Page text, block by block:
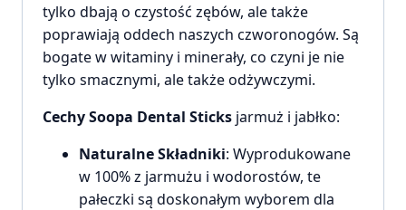
tylko dbają o czystość zębów, ale także
poprawiają oddech naszych czworonogów. Są
bogate w witaminy i minerały, co czyni je nie
tylko smacznymi, ale także odżywczymi.
Cechy Soopa Dental Sticks jarmuż i jabłko:
Naturalne Składniki: Wyprodukowane
w 100% z jarmużu i wodorostów, te
pałeczki są doskonałym wyborem dla